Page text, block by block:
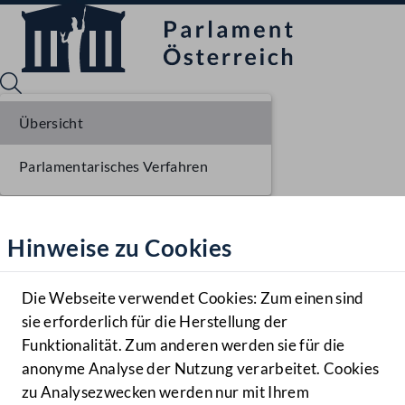
Hilfe
Benutzer
Navigationsmenü öffnen
MENÜ
Hinweise zu Cookies
Die Webseite verwendet Cookies: Zum einen sind
sie erforderlich für die Herstellung der
Funktionalität. Zum anderen werden sie für die
anonyme Analyse der Nutzung verarbeitet. Cookies
zu Analysezwecken werden nur mit Ihrem
Übersicht
Parlamentarisches Verfahren